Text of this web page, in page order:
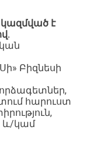
է
Բիզնեսի
հարուստ
և/կամ